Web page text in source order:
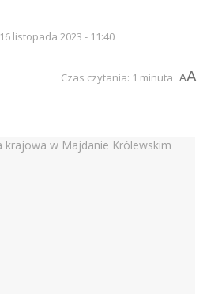
16 listopada 2023 - 11:40
Czas czytania: 1 minuta AA